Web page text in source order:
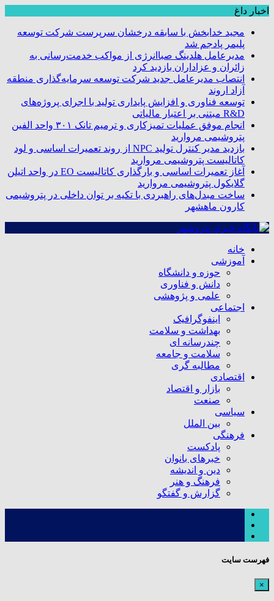
اخبار داغ
مجید خدابخش با سابقه درخشان سرپرست شرکت توسعه
پلیمر پادجم شد
مدیرعامل هلدینگ صباانرژی از مواکب خدمت‌رسانی به
زائران و عزاداران بازدید کرد
انتصاب مدیرعامل جدید شرکت توسعه سرمایه‌گذاری منطقه
آزاد اروند
توسعه فناوری و افزایش پایداری تولید با اجرای پروژه‌های
R&D مبتنی بر اعتبار مالیاتی
انجام موفق عملیات تمیزکاری و ترمیم تانک ۳۰۱ واحد الفین
پتروشیمی مروارید
بازدید مدیر کنترل تولید NPC از روند تعمیرات اساسی و لود
کاتالیست پتروشیمی مروارید
آغاز تعمیرات اساسی و بارگذاری کاتالیست EO در واحد اتیلن
گلایکول پتروشیمی مروارید
ساخت مبدل‌های راهبردی با تکیه بر توان داخلی در پتروشیمی
کارون ماهشهر
خانه
آموزشی
حوزه و دانشگاه
دانش و فناوری
علمی و پژوهشی
اجتماعی
اینفوگرافیک
بهداشت و سلامت
چندرسانه ای
سلامت و جامعه
مطالبه گری
اقتصادی
بازار و اقتصاد
صنعت
سیاسی
بین الملل
فرهنگی
پادکست
خبرهای بانوان
دین و اندیشه
فرهنگ و هنر
گزارش و گفتگو
فهرست سایت
×